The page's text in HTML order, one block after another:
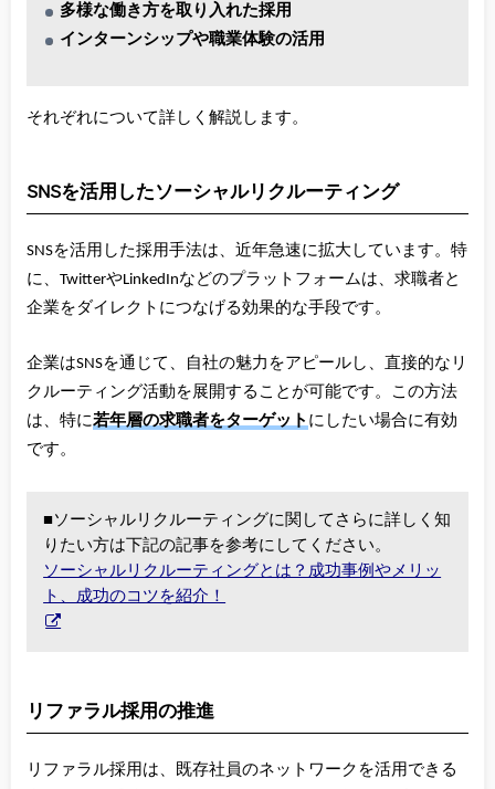
多様な働き方を取り入れた採用
インターンシップや職業体験の活用
それぞれについて詳しく解説します。
SNSを活用したソーシャルリクルーティング
SNSを活用した採用手法は、近年急速に拡大しています。特
に、TwitterやLinkedInなどのプラットフォームは、求職者と
企業をダイレクトにつなげる効果的な手段です。
企業はSNSを通じて、自社の魅力をアピールし、直接的なリ
クルーティング活動を展開することが可能です。この方法
は、特に若年層の求職者をターゲット にしたい場合に有効
です。
■ソーシャルリクルーティングに関してさらに詳しく知
りたい方は下記の記事を参考にしてください。
ソーシャルリクルーティングとは？成功事例やメリッ
ト、成功のコツを紹介！
リファラル採用の推進
リファラル採用は、既存社員のネットワークを活用できる